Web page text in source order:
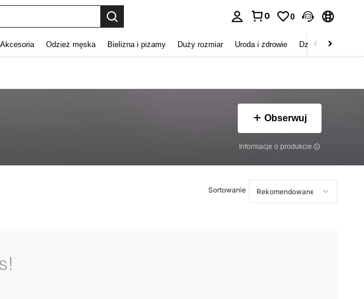
0 0
Odzież męska Bielizna i piżamy Duży rozmiar Uroda i zdrowie Dzieci
Obserwuj
Informacje o produkcie
Sortowanie